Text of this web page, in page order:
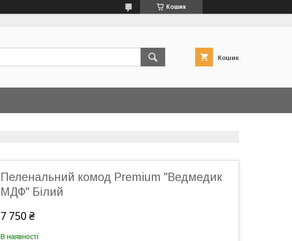
Кошик
Кошик
Пеленальний комод Premium "Ведмедик
МДФ" Білий
7 750 ₴
В наявності